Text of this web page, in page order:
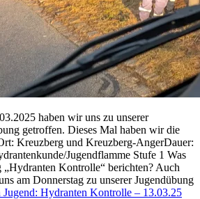
haben wir uns zu unserer
getroffen. Dieses Mal haben wir die
Kreuzberg und Kreuzberg-AngerDauer:
Jugendflamme Stufe 1 Was
Kontrolle“ berichten? Auch
am Donnerstag zu unserer Jugendübung
Jugend: Hydranten Kontrolle – 13.03.25